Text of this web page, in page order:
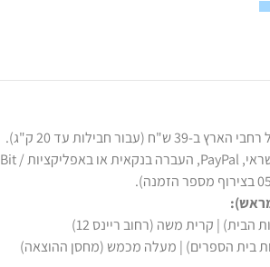
(עבור חבילות עד 20 ק"ג).
כרטיסי אשראי, PayPal, העברה בנקאית או באפליקציות Bit /
| קרית משה (רחוב ריינס 12)
בית הספרים) | מעלה מכמש (מחסן ההוצאה)